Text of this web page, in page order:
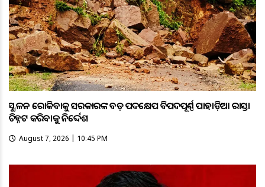
ଭୂସ୍ଖଳନ ରୋକିବାକୁ ସରକାରଙ୍କ ବଡ଼ ପଦକ୍ଷେପ ବିପଦପୂର୍ଣ୍ଣ ପାହାଡ଼ିଆ ରାସ୍ତା
ଚିହ୍ନଟ କରିବାକୁ ନିର୍ଦ୍ଦେଶ
August 7, 2026 | 10:45 PM